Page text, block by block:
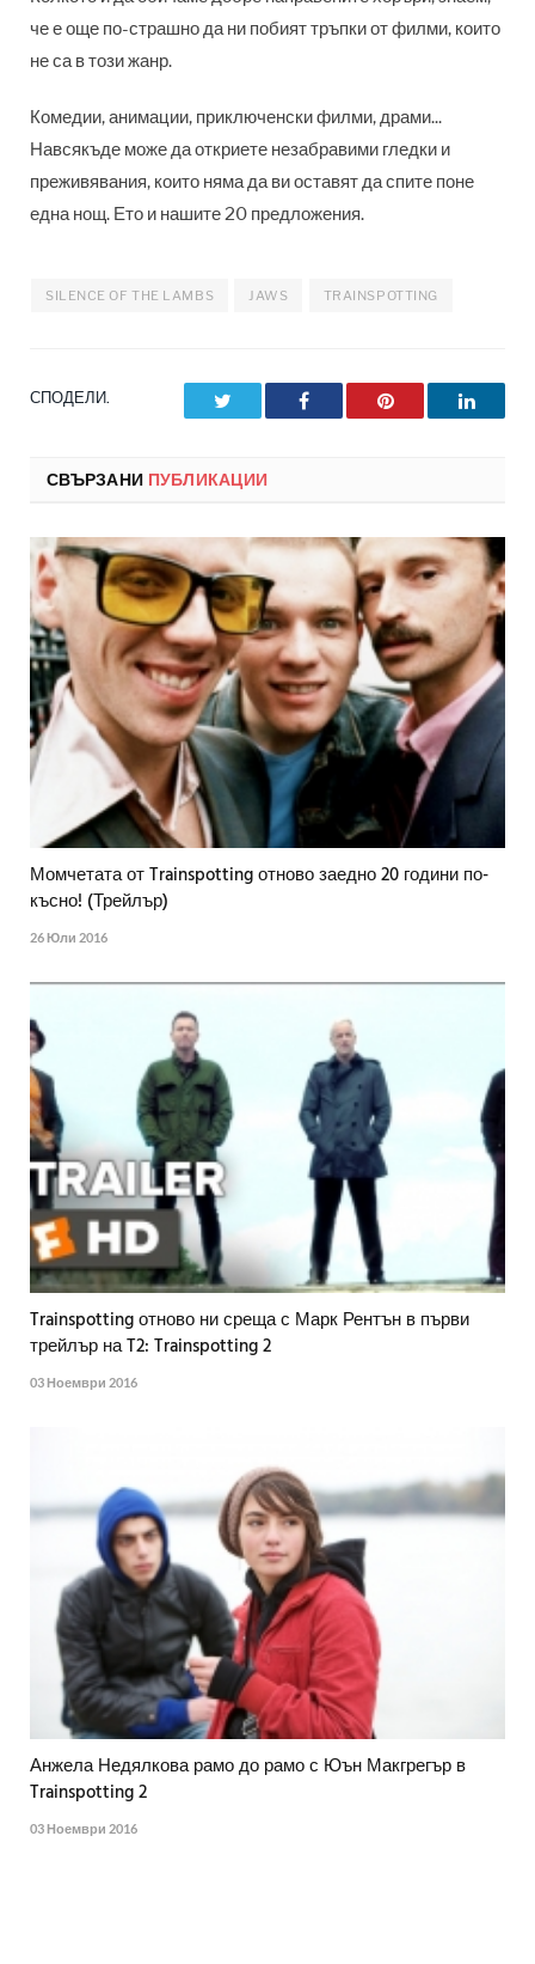
че е още по-страшно да ни побият тръпки от филми, които
не са в този жанр.
Комедии, анимации, приключенски филми, драми...
Навсякъде може да откриете незабравими гледки и
преживявания, които няма да ви оставят да спите поне
една нощ. Ето и нашите 20 предложения.
SILENCE OF THE LAMBS JAWS TRAINSPOTTING
СПОДЕЛИ. Facebook Pinterest
СВЪРЗАНИ ПУБЛИКАЦИИ
Момчетата от Trainspotting отново заедно 20 години по-
късно! (Трейлър)
26 Юли 2016
Trainspotting отново ни среща с Марк Рентън в първи
трейлър на T2: Trainspotting 2
03 Ноември 2016
Анжела Недялкова рамо до рамо с Юън Макгрегър в
Trainspotting 2
03 Ноември 2016